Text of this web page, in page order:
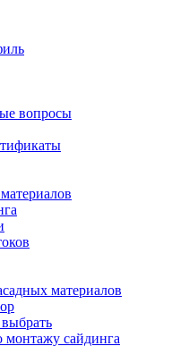
вопросы
материалов
сайдинга